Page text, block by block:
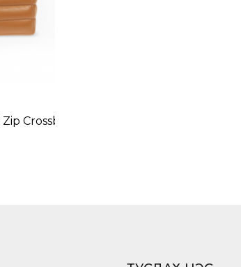
Crossbody Bag